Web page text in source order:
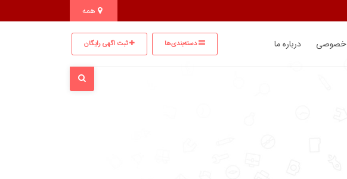
خصوصی درباره ما دسته‌بندی‌ها ثبت اگهی رایگان